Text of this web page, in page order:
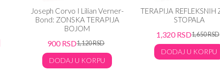
Joseph Corvo I Lilian Verner-
Bond: ZONSKA TERAPIJA
BOJOM
1,120RSD
900RSD
DODAJ U KORPU
TERAPIJA REFLEKSNIH
STOPALA
1,650RSD
1,320RSD
DODAJ U KORPU